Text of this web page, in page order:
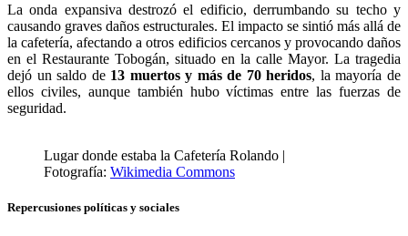
La onda expansiva destrozó el edificio, derrumbando su techo y
causando graves daños estructurales. El impacto se sintió más allá de
la cafetería, afectando a otros edificios cercanos y provocando daños
en el Restaurante Tobogán, situado en la calle Mayor. La tragedia
dejó un saldo de 13 muertos y más de 70 heridos, la mayoría de
ellos civiles, aunque también hubo víctimas entre las fuerzas de
seguridad.
Lugar donde estaba la Cafetería Rolando |
Fotografía: Wikimedia Commons
Repercusiones políticas y sociales